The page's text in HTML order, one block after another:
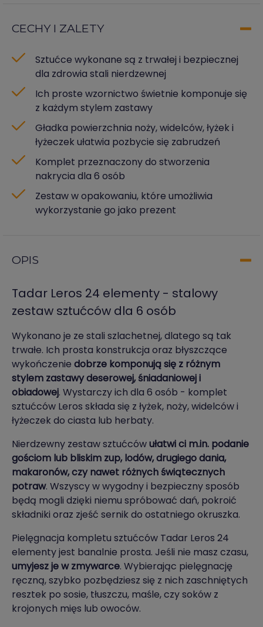
CECHY I ZALETY
Sztućce wykonane są z trwałej i bezpiecznej
dla zdrowia stali nierdzewnej
Ich proste wzornictwo świetnie komponuje się
z każdym stylem zastawy
Gładka powierzchnia noży, widelców, łyżek i
łyżeczek ułatwia pozbycie się zabrudzeń
Komplet przeznaczony do stworzenia
nakrycia dla 6 osób
Zestaw w opakowaniu, które umożliwia
wykorzystanie go jako prezent
OPIS
Tadar Leros 24 elementy - stalowy
zestaw sztućców dla 6 osób
Wykonano je ze stali szlachetnej, dlatego są tak
trwałe. Ich prosta konstrukcja oraz błyszczące
wykończenie dobrze komponują się z różnym
stylem zastawy deserowej, śniadaniowej i
obiadowej. Wystarczy ich dla 6 osób - komplet
sztućców Leros składa się z łyżek, noży, widelców i
łyżeczek do ciasta lub herbaty.
Nierdzewny zestaw sztućcówułatwi ci m.in. podanie
gościom lub bliskim zup, lodów, drugiego dania,
makaronów, czy nawet różnych świątecznych
potraw. Wszyscy w wygodny i bezpieczny sposób
będą mogli dzięki niemu spróbować dań, pokroić
składniki oraz zjeść sernik do ostatniego okruszka.
Pielęgnacja kompletu sztućców Tadar Leros 24
elementy jest banalnie prosta. Jeśli nie masz czasu,
umyjesz je w zmywarce. Wybierając pielęgnację
ręczną, szybko pozbędziesz się z nich zaschniętych
resztek po sosie, tłuszczu, maśle, czy soków z
krojonych mięs lub owoców.